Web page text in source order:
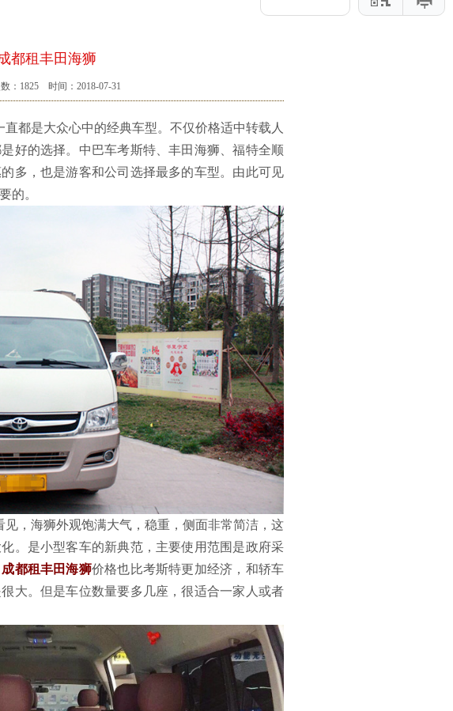
都租丰田海狮
： 1825 时间：2018-07-31
直都是大众心中的经典车型。不仅价格适中转载人
好的选择。中巴车考斯特、丰田海狮、福特全顺
多，也是游客和公司选择最多的车型。由此可见
的。
见，海狮外观饱满大气，稳重，侧面非常简洁，这
。是小型客车的新典范，主要使用范围是政府采
成都租丰田海狮价格也比考斯特更加经济，和轿车
大。但是车位数量要多几座，很适合一家人或者